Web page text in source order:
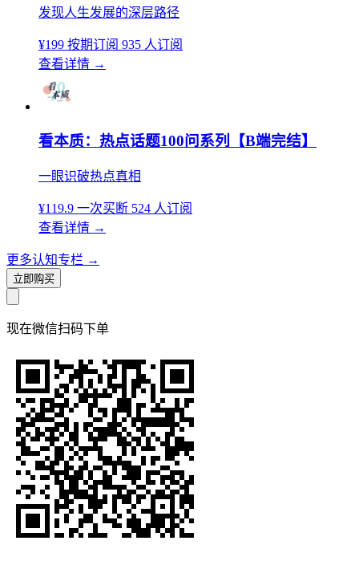
发现人生发展的深层路径
¥199 按期订阅 935 人订阅
查看详情 →
看本质：热点话题100问系列【B端完结】
一眼识破热点真相
¥119.9 一次买断 524 人订阅
查看详情 →
更多认知专栏 →
立即购买
现在微信扫码下单